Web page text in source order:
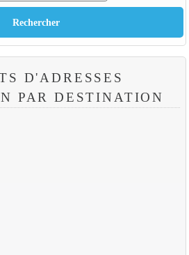
D'ADRESSES
PAR DESTINATION